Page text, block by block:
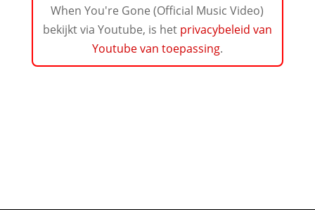
When You're Gone (Official Music Video)
bekijkt via Youtube, is het privacybeleid van
Youtube van toepassing.